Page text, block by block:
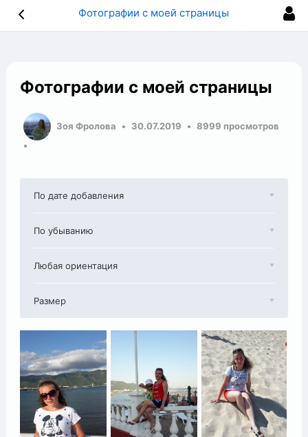
Фотографии с моей страницы
Фотографии с моей страницы
Зоя Фролова 30.07.2019 8999 просмотров
По дате добавления
По убыванию
Любая ориентация
Размер